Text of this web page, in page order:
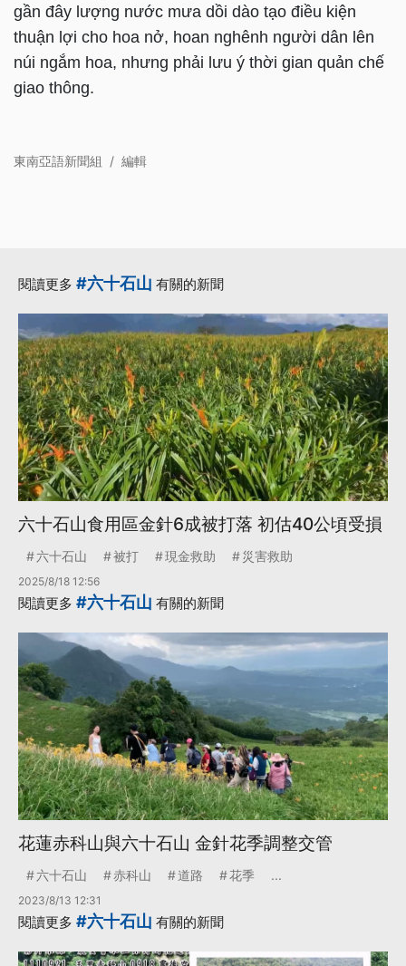
gần đây lượng nước mưa dồi dào tạo điều kiện
thuận lợi cho hoa nở, hoan nghênh người dân lên
núi ngắm hoa, nhưng phải lưu ý thời gian quản chế
giao thông.
東南亞語新聞組 / 編輯
閱讀更多 #六十石山 有關的新聞
六十石山食用區金針6成被打落 初估40公頃受損
六十石山 被打 現金救助 災害救助
2025/8/18 12:56
閱讀更多 #六十石山 有關的新聞
花蓮赤科山與六十石山 金針花季調整交管
六十石山 赤科山 道路 花季 ...
2023/8/13 12:31
閱讀更多 #六十石山 有關的新聞